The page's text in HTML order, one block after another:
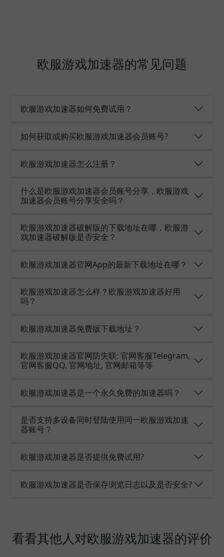
欧服游戏加速器的常见问题
欧服游戏加速器如何免费试用？
如何获取或购买欧服游戏加速器会员账号?
欧服游戏加速器怎么注册？
什么是欧服游戏加速器会员账号分享，欧服游戏
加速器会员账号分享安全吗？
欧服游戏加速器破解版的下载地址在哪，欧服游
戏加速器破解版是否安全？
欧服游戏加速器官网App的最新下载地址在哪？
欧服游戏加速器怎么样？欧服游戏加速器好用
吗？
欧服游戏加速器免费版下载地址？
欧服游戏加速器官网防失联: 官网客服Telegram,
官网客服QQ, 官网地址, 官网邮箱等等
欧服游戏加速器是一个永久免费的加速器吗？
是否支持多设备同时登陆使用同一欧服游戏加速
器账号？
欧服游戏加速器是否提供免费试用?
欧服游戏加速器是否保存浏览日志以及是否安全?
看看其他人对欧服游戏加速器的评价